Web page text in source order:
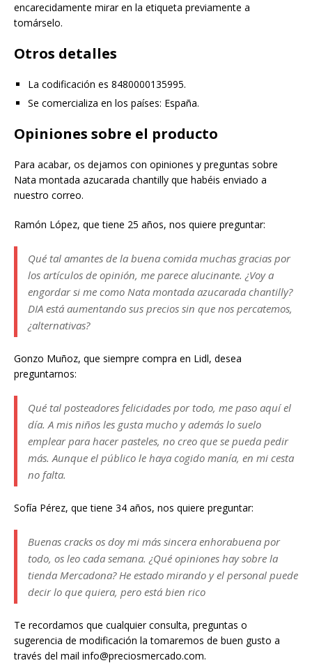
encarecidamente mirar en la etiqueta previamente a
tomárselo.
Otros detalles
La codificación es 8480000135995.
Se comercializa en los países: España.
Opiniones sobre el producto
Para acabar, os dejamos con opiniones y preguntas sobre
Nata montada azucarada chantilly que habéis enviado a
nuestro correo.
Ramón López, que tiene 25 años, nos quiere preguntar:
Qué tal amantes de la buena comida muchas gracias por
los artículos de opinión, me parece alucinante. ¿Voy a
engordar si me como Nata montada azucarada chantilly?
DIA está aumentando sus precios sin que nos percatemos,
¿alternativas?
Gonzo Muñoz, que siempre compra en Lidl, desea
preguntarnos:
Qué tal posteadores felicidades por todo, me paso aquí el
día. A mis niños les gusta mucho y además lo suelo
emplear para hacer pasteles, no creo que se pueda pedir
más. Aunque el público le haya cogido manía, en mi cesta
no falta.
Sofía Pérez, que tiene 34 años, nos quiere preguntar:
Buenas cracks os doy mi más sincera enhorabuena por
todo, os leo cada semana. ¿Qué opiniones hay sobre la
tienda Mercadona? He estado mirando y el personal puede
decir lo que quiera, pero está bien rico
Te recordamos que cualquier consulta, preguntas o
sugerencia de modificación la tomaremos de buen gusto a
través del mail info@preciosmercado.com.